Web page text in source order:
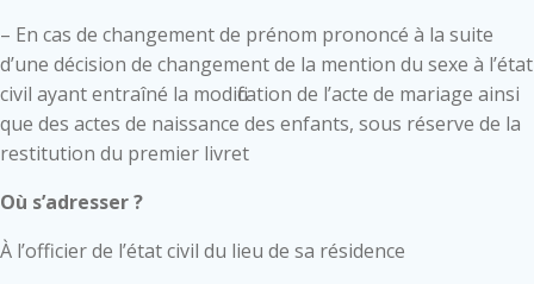
– En cas de changement de prénom prononcé à la suite
d’une décision de changement de la mention du sexe à l’état
civil ayant entraîné la modification de l’acte de mariage ainsi
que des actes de naissance des enfants, sous réserve de la
restitution du premier livret
Où s’adresser ?
À l’officier de l’état civil du lieu de sa résidence